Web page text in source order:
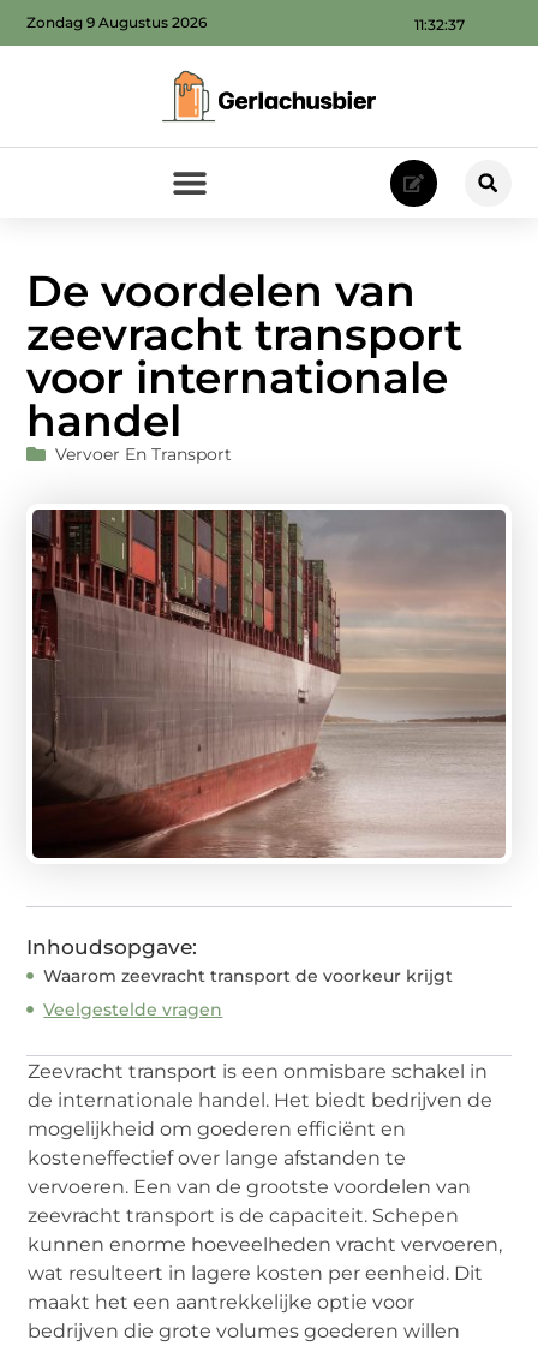
11:32:38
Zondag 9 Augustus 2026
De voordelen van
zeevracht transport
voor internationale
handel
Vervoer En Transport
Inhoudsopgave:
Waarom zeevracht transport de voorkeur krijgt
Veelgestelde vragen
Zeevracht transport is een onmisbare schakel in
de internationale handel. Het biedt bedrijven de
mogelijkheid om goederen efficiënt en
kosteneffectief over lange afstanden te
vervoeren. Een van de grootste voordelen van
zeevracht transport is de capaciteit. Schepen
kunnen enorme hoeveelheden vracht vervoeren,
wat resulteert in lagere kosten per eenheid. Dit
maakt het een aantrekkelijke optie voor
bedrijven die grote volumes goederen willen